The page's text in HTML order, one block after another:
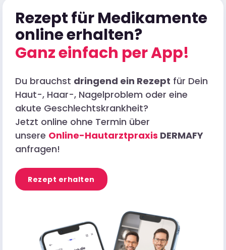
Rezept für Medikamente
online erhalten?
Ganz einfach per App!
Du brauchst dringend ein Rezept für Dein
Haut-, Haar-, Nagelproblem oder eine
akute Geschlechtskrankheit?
Jetzt online ohne Termin über
unsere Online-Hautarztpraxis DERMAFY
anfragen!
Rezept erhalten